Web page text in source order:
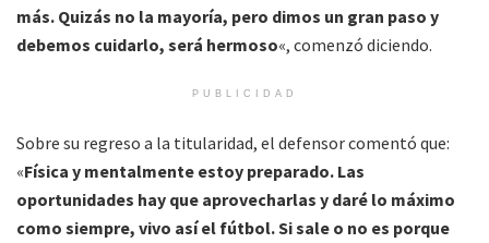
más. Quizás no la mayoría, pero dimos un gran paso y
debemos cuidarlo, será hermoso«, comenzó diciendo.
PUBLICIDAD
Sobre su regreso a la titularidad, el defensor comentó que:
«Física y mentalmente estoy preparado. Las
oportunidades hay que aprovecharlas y daré lo máximo
como siempre, vivo así el fútbol. Si sale o no es porque